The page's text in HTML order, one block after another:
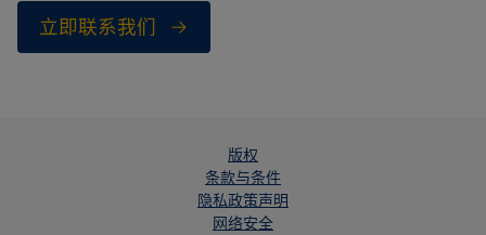
立即联系我们
版权
条款与条件
隐私政策声明
网络安全